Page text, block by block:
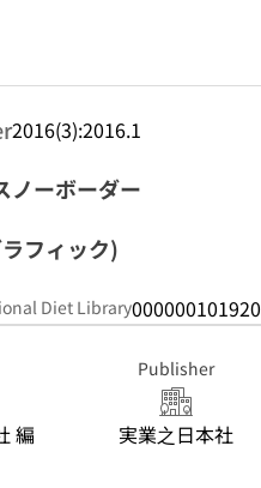
2016(3):2016.1
ーボーダー
フィック)
Diet Library000000101920
編
Publisher
実業之日本社